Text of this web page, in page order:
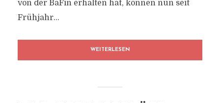
von der BaFin erhalten hat, können nun seit
Frühjahr...
WEITERLESEN